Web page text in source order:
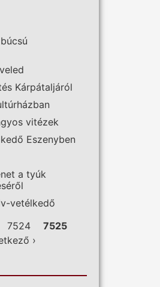
Kárpátaljáról
vitézek
Eszenyben
a tyúk
vetélkedő
7524
7525
›